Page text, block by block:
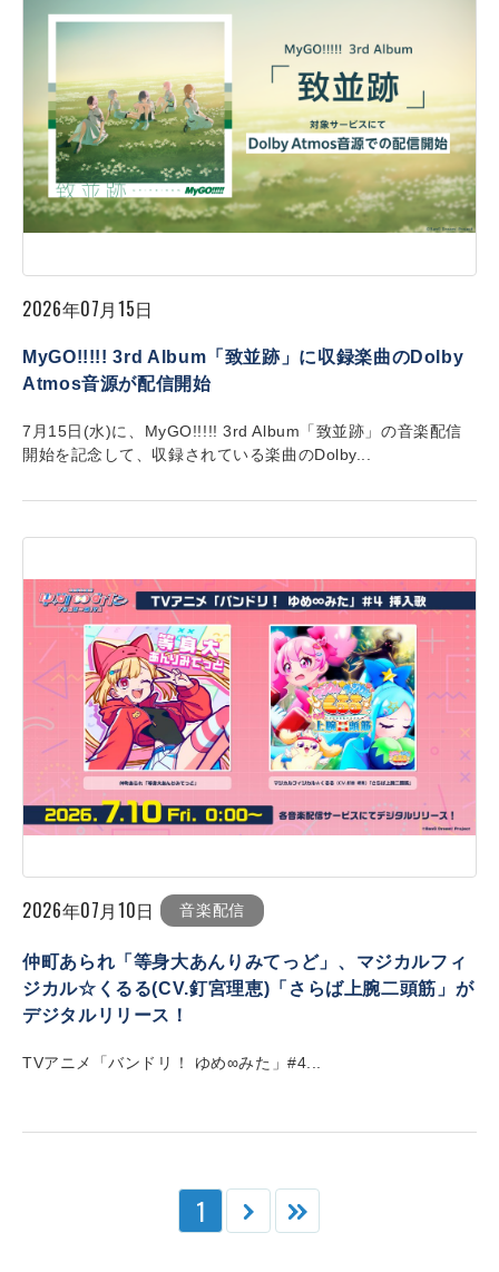
2026年07月15日
MyGO!!!!! 3rd Album「致並跡」に収録楽曲のDolby
Atmos音源が配信開始
7月15日(水)に、MyGO!!!!! 3rd Album「致並跡」の音楽配信
開始を記念して、収録されている楽曲のDolby...
2026年07月10日 音楽配信
仲町あられ「等身大あんりみてっど」、マジカルフィ
ジカル☆くるる(CV.釘宮理恵)「さらば上腕二頭筋」が
デジタルリリース！
TVアニメ「バンドリ！ ゆめ∞みた」#4...
1